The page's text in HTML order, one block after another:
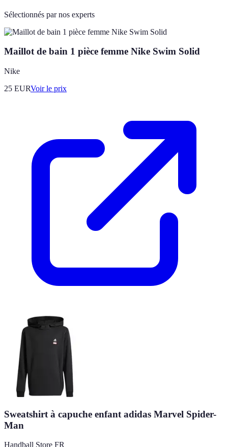
Sélectionnés par nos experts
Maillot de bain 1 pièce femme Nike Swim Solid
Nike
25 EURVoir le prix
Sweatshirt à capuche enfant adidas Marvel Spider-
Man
Handball Store FR